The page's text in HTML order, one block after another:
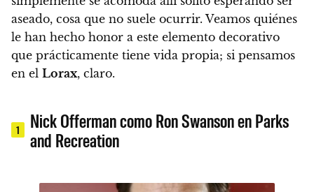
aseado, cosa que no suele ocurrir. Veamos quiénes
le han hecho honor a este elemento decorativo
que prácticamente tiene vida propia; si pensamos
en el Lorax, claro.
1
Nick Offerman como Ron Swanson en Parks
and Recreation